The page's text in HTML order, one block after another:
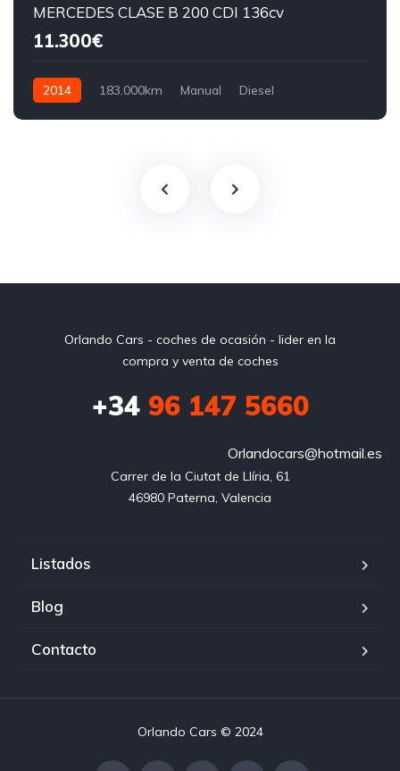
MERCEDES CLASE B 200 CDI 136cv
11.300€
2014 183.000km Manual Diesel
Orlando Cars - coches de ocasión - lider en la
compra y venta de coches
+3496 147 5660
Orlandocars@hotmail.es
Carrer de la Ciutat de Llíria, 61
46980 Paterna, Valencia
Listados
Blog
Contacto
Orlando Cars © 2024